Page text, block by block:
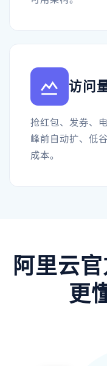
访问
抢红包、发券、
峰前自动扩、低
成本。
阿里云
更